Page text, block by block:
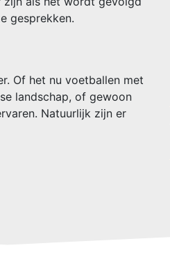
gesprekken.
Of het nu voetballen met
landschap, of gewoon
Natuurlijk zijn er